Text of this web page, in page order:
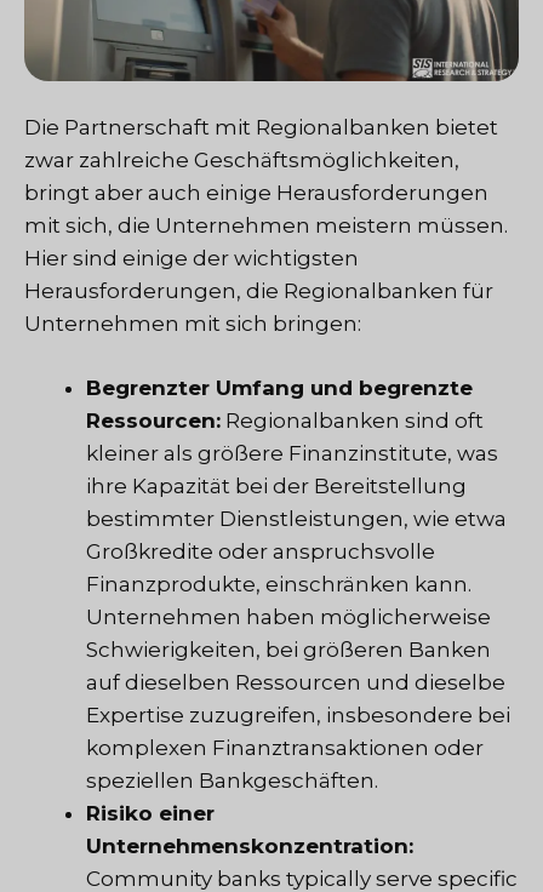
Die Partnerschaft mit Regionalbanken bietet
zwar zahlreiche Geschäftsmöglichkeiten,
bringt aber auch einige Herausforderungen
mit sich, die Unternehmen meistern müssen.
Hier sind einige der wichtigsten
Herausforderungen, die Regionalbanken für
Unternehmen mit sich bringen:
Begrenzter Umfang und begrenzte
Ressourcen: Regionalbanken sind oft
kleiner als größere Finanzinstitute, was
ihre Kapazität bei der Bereitstellung
bestimmter Dienstleistungen, wie etwa
Großkredite oder anspruchsvolle
Finanzprodukte, einschränken kann.
Unternehmen haben möglicherweise
Schwierigkeiten, bei größeren Banken
auf dieselben Ressourcen und dieselbe
Expertise zuzugreifen, insbesondere bei
komplexen Finanztransaktionen oder
speziellen Bankgeschäften.
Risiko einer
Unternehmenskonzentration:
Community banks typically serve specific